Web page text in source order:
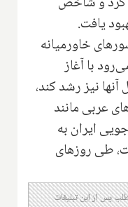
یافت.
خاورمیانه
با آغاز
نیز رشد کند،
عربی مانند
ایران به
طی روزهای
پس از این تبلیغات